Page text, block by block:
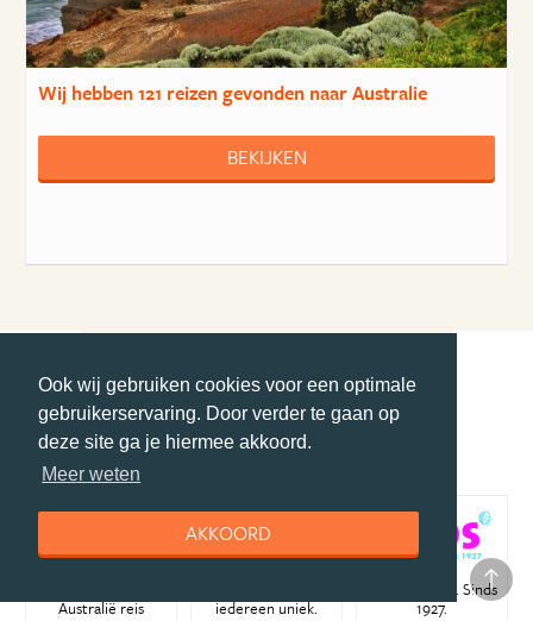
Ook wij gebruiken cookies voor een optimale
gebruikerservaring. Door verder te gaan op
deze site ga je hiermee akkoord.
Meer weten
AKKOORD
Wij hebben121 reizengevonden naar Australie
BEKIJKEN
Specialisten Australië
Australië reis
iedereen uniek.
Reizen van nu. Sinds
1927.